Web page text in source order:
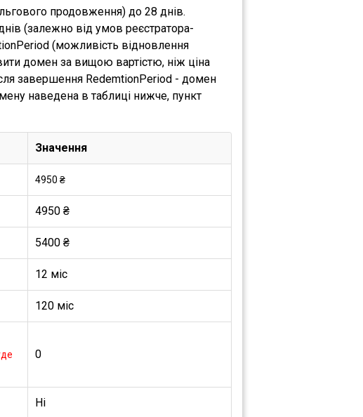
продовження) до 28 днів.
(залежно від умов реєстратора-
(можливість відновлення
домен за вищою вартістю, ніж ціна
завершення RedemtionPeriod - домен
наведена в таблиці нижче, пункт
Значення
4950 ₴
4950 ₴
5400 ₴
12 міс
120 міс
0
Ні